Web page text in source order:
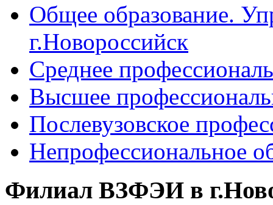
Общее образование.
г.Новороссийск
Среднее
Высшее
Послевузовское
Непрофессиональное
Филиал ВЗФЭИ в